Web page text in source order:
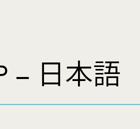
– 日本語